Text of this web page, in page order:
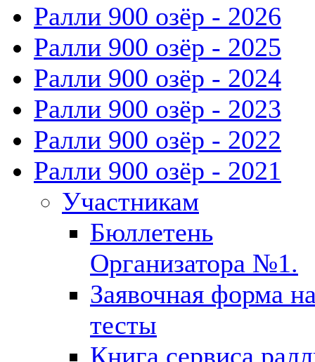
Ралли 900 озёр - 2026
Ралли 900 озёр - 2025
Ралли 900 озёр - 2024
Ралли 900 озёр - 2023
Ралли 900 озёр - 2022
Ралли 900 озёр - 2021
Участникам
Бюллетень
Организатора №1.
Заявочная форма
тесты
Книга сервиса